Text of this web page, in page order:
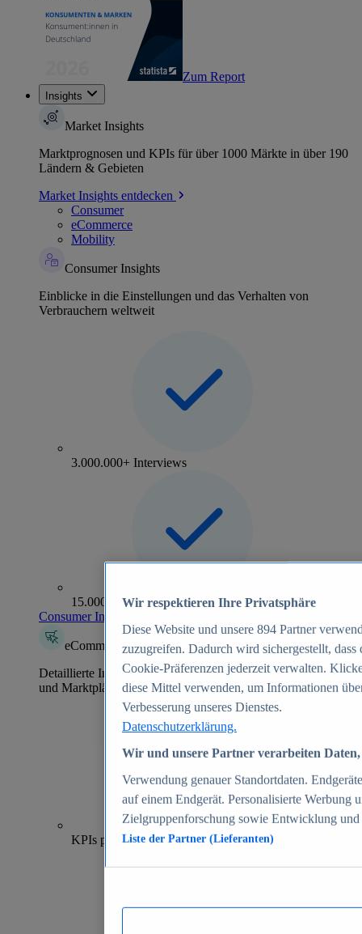
Zum Report
Insights
Market Insights
Marktprognosen und KPIs für über 1000 Märkte in über 190
Ländern & Gebieten
Market Insights entdecken
Consumer
eCommerce
Mobility
Consumer Insights
Einblicke in die Einstellungen und das Verhalten von
Verbrauchern weltweit
3.000.000+ Interviews
15.000+ Marken
Consumer Insights entdecken
eCommerce Insights
Detaillierte Informationen zu mehr als 39.000 Online-Shops
und Marktplätzen
70+
KPIs pro Shop
Wir respektieren Ihre Privatsphäre
Diese Website und unsere 894 Partner
zuzugreifen. Dadurch wird sichergestellt,
Cookie-Präferenzen jederzeit verwalten.
diese Mittel verwenden, um Informationen
Verbesserung unseres Dienstes.
Datenschutzerklärung.
Wir und unsere Partner verarbeiten
Verwendung genauer Standortdaten.
auf einem Endgerät. Personalisierte Werbung
Zielgruppenforschung sowie Entwicklung
Liste der Partner (Lieferanten)